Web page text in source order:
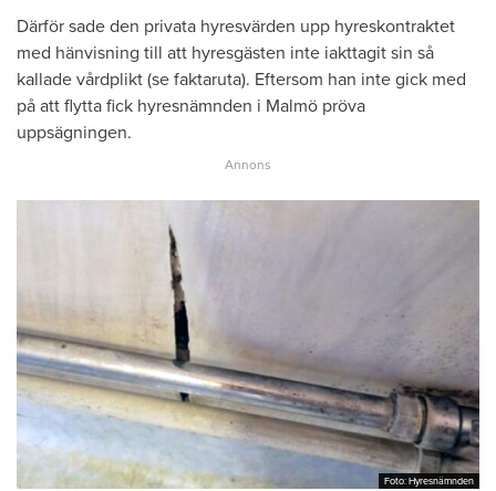
Därför sade den privata hyresvärden upp hyreskontraktet
med hänvisning till att hyresgästen inte iakttagit sin så
kallade vårdplikt (se faktaruta). Eftersom han inte gick med
på att flytta fick hyresnämnden i Malmö pröva
uppsägningen.
Foto: Hyresnämnden
Foto: Hyresnämnden